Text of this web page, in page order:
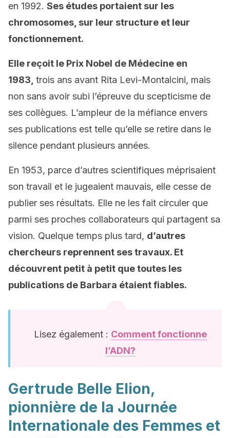
en 1992. Ses études portaient sur les
chromosomes, sur leur structure et leur
fonctionnement.
Elle reçoit le Prix Nobel de Médecine en
1983, trois ans avant Rita Levi-Montalcini, mais
non sans avoir subi l’épreuve du scepticisme de
ses collègues. L’ampleur de la méfiance envers
ses publications est telle qu’elle se retire dans le
silence pendant plusieurs années.
En 1953, parce d’autres scientifiques méprisaient
son travail et le jugeaient mauvais, elle cesse de
publier ses résultats. Elle ne les fait circuler que
parmi ses proches collaborateurs qui partagent sa
vision. Quelque temps plus tard, d’autres
chercheurs reprennent ses travaux. Et
découvrent petit à petit que toutes les
publications de Barbara étaient fiables.
Lisez également : Comment fonctionne
l’ADN?
Gertrude Belle Elion,
pionnière de la Journée
Internationale des Femmes et